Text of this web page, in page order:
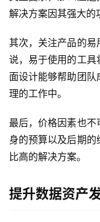
解决方案因其强大的
其次，关注产品的
说，易于使用的工具
面设计能够帮助团
理的工作中。
最后，价格因素也不
身的预算以及后期
比高的解决方案。
提升数据资产